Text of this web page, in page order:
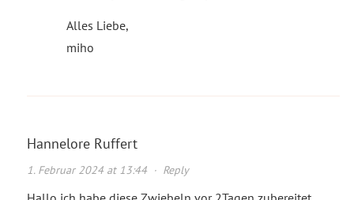
Alles Liebe,
miho
Hannelore Ruffert
1. Februar 2024 at 13:44· Reply